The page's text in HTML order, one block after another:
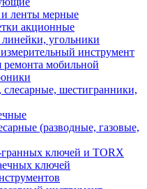
и ленты мерные
акционные
угольники
инструмент
ремонта мобильной
шестигранники,
(разводные, газовые,
ключей и TORX
ключей